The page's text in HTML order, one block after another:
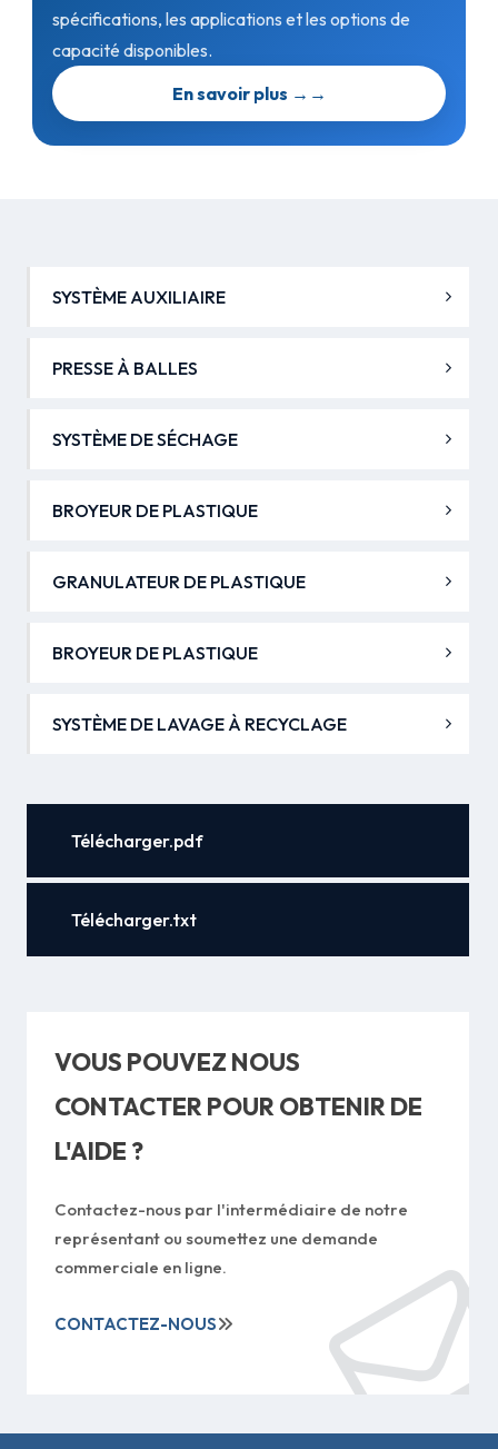
spécifications, les applications et les options de
capacité disponibles.
En savoir plus → →
SYSTÈME AUXILIAIRE
PRESSE À BALLES
SYSTÈME DE SÉCHAGE
BROYEUR DE PLASTIQUE
GRANULATEUR DE PLASTIQUE
BROYEUR DE PLASTIQUE
SYSTÈME DE LAVAGE À RECYCLAGE
Télécharger.pdf
Télécharger.txt
VOUS POUVEZ NOUS
CONTACTER POUR OBTENIR DE
L'AIDE ?
Contactez-nous par l'intermédiaire de notre
représentant ou soumettez une demande
commerciale en ligne.
CONTACTEZ-NOUS